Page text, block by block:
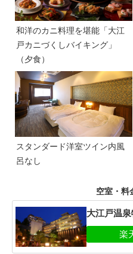
和洋のカニ料理を堪能「大江
戸カニづくしバイキング」
（夕食）
スタンダード洋室ツイン内風
呂なし
空室・料
大江戸温